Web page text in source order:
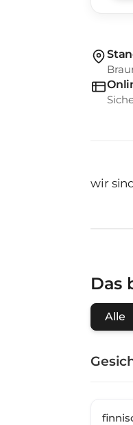
wir
Das
Alle